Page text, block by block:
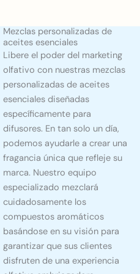
Mezclas personalizadas de
aceites esenciales
Libere el poder del marketing
olfativo con nuestras mezclas
personalizadas de aceites
esenciales diseñadas
específicamente para
difusores. En tan solo un día,
podemos ayudarle a crear una
fragancia única que refleje su
marca. Nuestro equipo
especializado mezclará
cuidadosamente los
compuestos aromáticos
basándose en su visión para
garantizar que sus clientes
disfruten de una experiencia